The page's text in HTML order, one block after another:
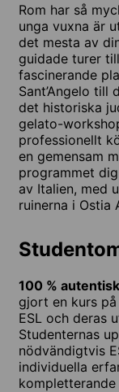
Rom har så
unga vuxna är
det mesta av
guidade turer
fascinerande
Sant’Angelo till
det historiska
gelato-
professionellt
en gemensam
programmet
av Italien, med
ruinerna i Ostia
100 %
gjort en kurs
ESL och deras
Studenternas
nödvändigtvis
individuella